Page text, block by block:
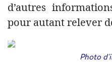
d’autres
pour autant relever
Photo